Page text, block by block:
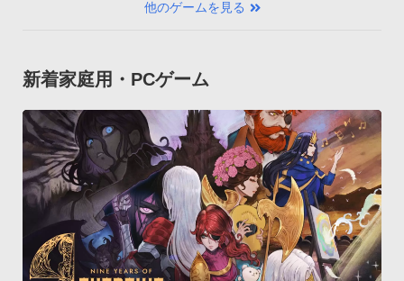
他のゲームを見る
新着家庭用・PCゲーム